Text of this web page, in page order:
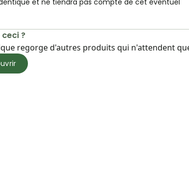
et ne tiendra pas compte de cet éventuel
ceci ?
regorge d'autres produits qui n'attendent